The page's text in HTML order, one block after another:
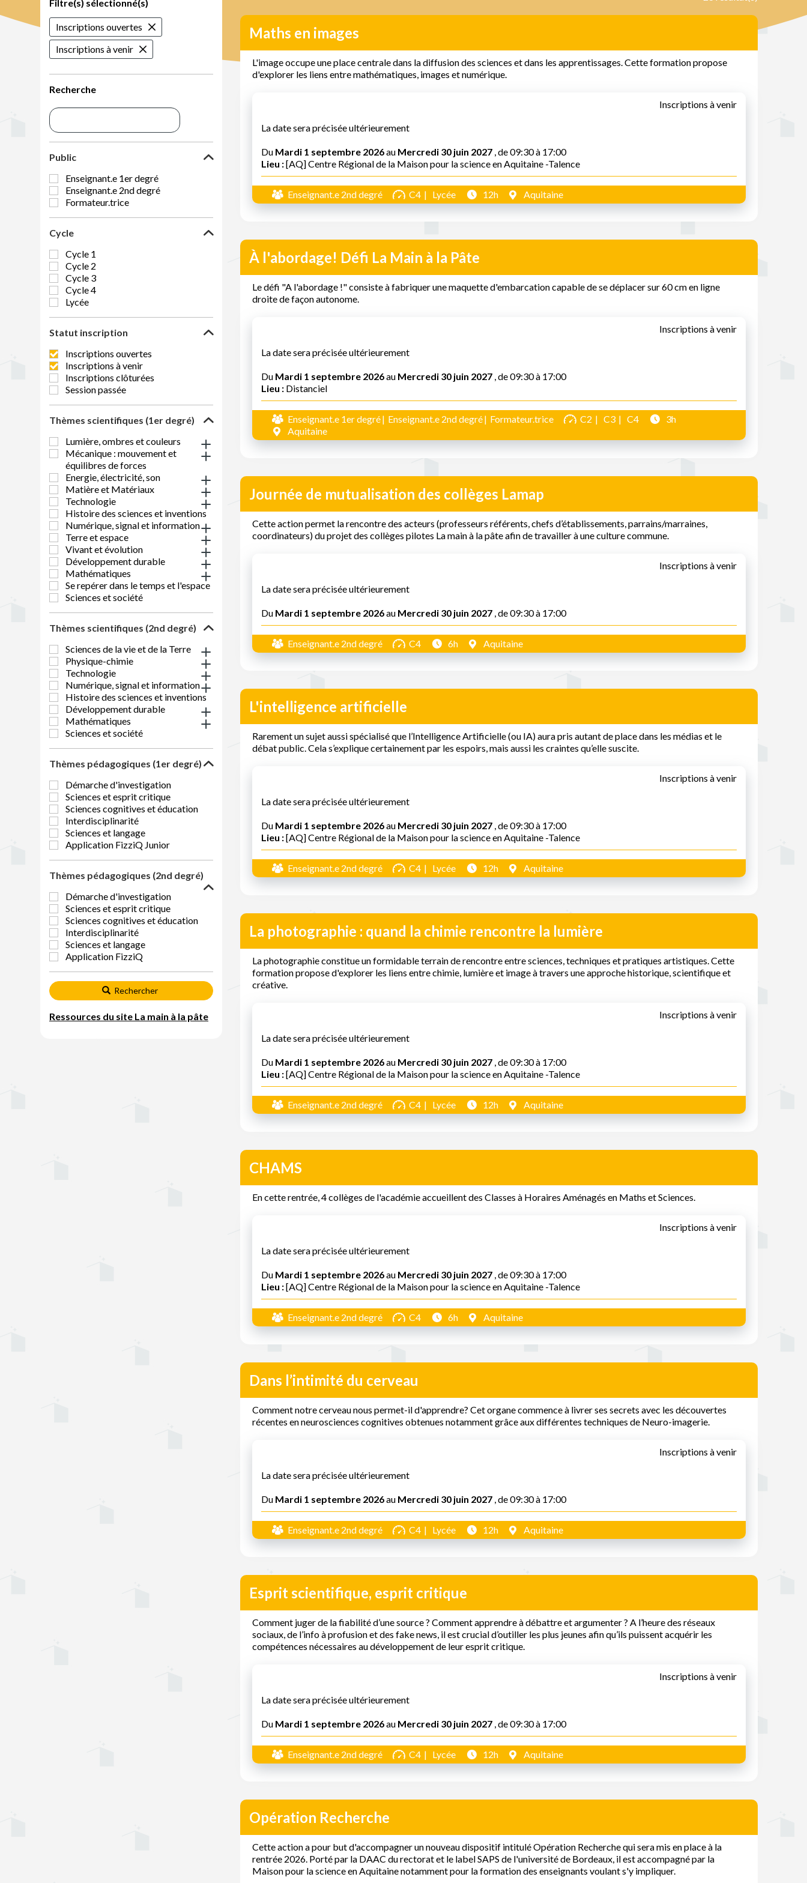
Filtre(s) sélectionné(s)
Inscriptions ouvertes
Inscriptions à venir
Recherche
Public
Enseignant.e 1er degré
Enseignant.e 2nd degré
Formateur.trice
Cycle
Cycle 1
Cycle 2
Cycle 3
Cycle 4
Lycée
Statut inscription
Inscriptions ouvertes
Inscriptions à venir
Inscriptions clôturées
Session passée
Thèmes scientifiques (1er degré)
Lumière, ombres et couleurs
Mécanique : mouvement et
équilibres de forces
Energie, électricité, son
Matière et Matériaux
Technologie
Histoire des sciences et inventions
Numérique, signal et information
Terre et espace
Vivant et évolution
Développement durable
Mathématiques
Se repérer dans le temps et l'espace
Sciences et société
Thèmes scientifiques (2nd degré)
Sciences de la vie et de la Terre
Physique-chimie
Technologie
Numérique, signal et information
Histoire des sciences et inventions
Développement durable
Mathématiques
Sciences et société
Thèmes pédagogiques (1er degré)
Démarche d'investigation
Sciences et esprit critique
Sciences cognitives et éducation
Interdisciplinarité
Sciences et langage
Application FizziQ Junior
Thèmes pédagogiques (2nd degré)
Démarche d'investigation
Sciences et esprit critique
Sciences cognitives et éducation
Interdisciplinarité
Sciences et langage
Application FizziQ
Rechercher
Ressources du site La main à la pâte
Maths en images
L'image occupe une place centrale dans la diffusion des sciences et dans les apprentissages. Cette formation propose
d'explorer les liens entre mathématiques, images et numérique.
La date sera précisée ultérieurement
Inscriptions à venir
Du Mardi 1 septembre 2026au Mercredi 30 juin 2027 , de 09:30 à 17:00
Lieu :[AQ] Centre Régional de la Maison pour la science en Aquitaine -Talence
Enseignant.e 2nd degré C4 Lycée 12h Aquitaine
À l'abordage! Défi La Main à la Pâte
Le défi "A l'abordage !" consiste à fabriquer une maquette d'embarcation capable de se déplacer sur 60 cm en ligne
droite de façon autonome.
La date sera précisée ultérieurement
Inscriptions à venir
Du Mardi 1 septembre 2026au Mercredi 30 juin 2027 , de 09:30 à 17:00
Lieu :Distanciel
Enseignant.e 1er degré Enseignant.e 2nd degré Formateur.trice C2 C3 C4
3h
Aquitaine
Journée de mutualisation des collèges Lamap
Cette action permet la rencontre des acteurs (professeurs référents, chefs d’établissements, parrains/marraines,
coordinateurs) du projet des collèges pilotes La main à la pâte afin de travailler à une culture commune.
La date sera précisée ultérieurement
Inscriptions à venir
Du Mardi 1 septembre 2026au Mercredi 30 juin 2027 , de 09:30 à 17:00
Enseignant.e 2nd degré C4 6h Aquitaine
L'intelligence artificielle
Rarement un sujet aussi spécialisé que l’Intelligence Artificielle (ou IA) aura pris autant de place dans les médias et le
débat public. Cela s’explique certainement par les espoirs, mais aussi les craintes qu’elle suscite.
La date sera précisée ultérieurement
Inscriptions à venir
Du Mardi 1 septembre 2026au Mercredi 30 juin 2027 , de 09:30 à 17:00
Lieu :[AQ] Centre Régional de la Maison pour la science en Aquitaine -Talence
Enseignant.e 2nd degré C4 Lycée 12h Aquitaine
La photographie : quand la chimie rencontre la lumière
La photographie constitue un formidable terrain de rencontre entre sciences, techniques et pratiques artistiques. Cette
formation propose d'explorer les liens entre chimie, lumière et image à travers une approche historique, scientifique et
créative.
La date sera précisée ultérieurement
Inscriptions à venir
Du Mardi 1 septembre 2026au Mercredi 30 juin 2027 , de 09:30 à 17:00
Lieu :[AQ] Centre Régional de la Maison pour la science en Aquitaine -Talence
Enseignant.e 2nd degré C4 Lycée 12h Aquitaine
CHAMS
En cette rentrée, 4 collèges de l'académie accueillent des Classes à Horaires Aménagés en Maths et Sciences.
La date sera précisée ultérieurement
Inscriptions à venir
Du Mardi 1 septembre 2026au Mercredi 30 juin 2027 , de 09:30 à 17:00
Lieu :[AQ] Centre Régional de la Maison pour la science en Aquitaine -Talence
Enseignant.e 2nd degré C4 6h Aquitaine
Dans l’intimité du cerveau
Comment notre cerveau nous permet-il d'apprendre? Cet organe commence à livrer ses secrets avec les découvertes
récentes en neurosciences cognitives obtenues notamment grâce aux différentes techniques de Neuro-imagerie.
La date sera précisée ultérieurement
Inscriptions à venir
Du Mardi 1 septembre 2026au Mercredi 30 juin 2027 , de 09:30 à 17:00
Enseignant.e 2nd degré C4 Lycée 12h Aquitaine
Esprit scientifique, esprit critique
Comment juger de la fiabilité d’une source ? Comment apprendre à débattre et argumenter ? A l’heure des réseaux
sociaux, de l’info à profusion et des fake news, il est crucial d’outiller les plus jeunes afin qu’ils puissent acquérir les
compétences nécessaires au développement de leur esprit critique.
La date sera précisée ultérieurement
Inscriptions à venir
Du Mardi 1 septembre 2026au Mercredi 30 juin 2027 , de 09:30 à 17:00
Enseignant.e 2nd degré C4 Lycée 12h Aquitaine
Opération Recherche
Cette action a pour but d'accompagner un nouveau dispositif intitulé Opération Recherche qui sera mis en place à la
rentrée 2026. Porté par la DAAC du rectorat et le label SAPS de l'université de Bordeaux, il est accompagné par la
Maison pour la science en Aquitaine notamment pour la formation des enseignants voulant s'y impliquer.